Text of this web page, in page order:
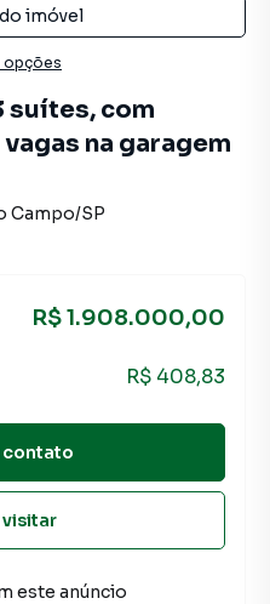
imóvel
opções
suítes, com
na garagem
Campo/SP
R$ 1.908.000,00
R$ 408,83
este anúncio